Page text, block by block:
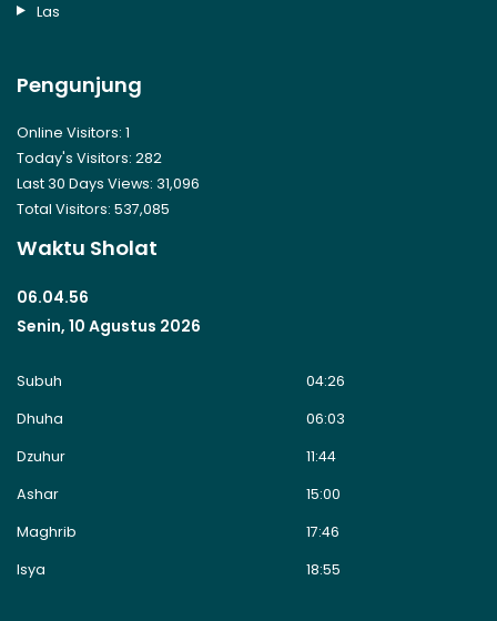
Las
Pengunjung
Online Visitors: 1
Today's Visitors: 282
Last 30 Days Views: 31,096
Total Visitors: 537,085
Waktu Sholat
06.04.56
Senin, 10 Agustus 2026
Subuh
04:26
Dhuha
06:03
Dzuhur
11:44
Ashar
15:00
Maghrib
17:46
Isya
18:55